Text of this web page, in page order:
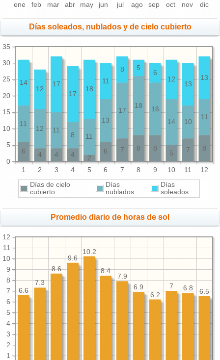
ene feb mar abr may jun jul ago sep oct nov dic
Días soleados, nublados y de cielo cubierto
1 2 3 4 5 6 7 8 9 10 11 12
0
5
10
15
20
25
30
35
8
7
5
8
8
7
6
2
4
4
4
6
11
10
14
16
18
17
13
11
8
11
12
11
13
13
12
6
5
8
11
18
17
17
12
14
Días de cielo
cubierto
Días
nublados
Días
soleados
Promedio diario de horas de sol
1
2
3
4
5
6
7
8
9
10
11
12
6.5
6.8
7
6.2
6.9
7.9
8.4
10.2
9.6
8.6
7.3
6.6